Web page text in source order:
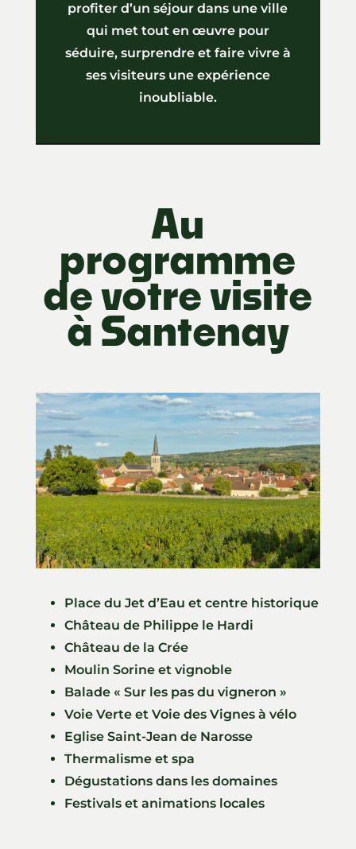
profiter d’un séjour dans une ville
qui met tout en œuvre pour
séduire, surprendre et faire vivre à
ses visiteurs une expérience
inoubliable.
Au
programme
de votre visite
à Santenay
Place du Jet d’Eau et centre historique
Château de Philippe le Hardi
Château de la Crée
Moulin Sorine et vignoble
Balade « Sur les pas du vigneron »
Voie Verte et Voie des Vignes à vélo
Eglise Saint-Jean de Narosse
Thermalisme et spa
Dégustations dans les domaines
Festivals et animations locales